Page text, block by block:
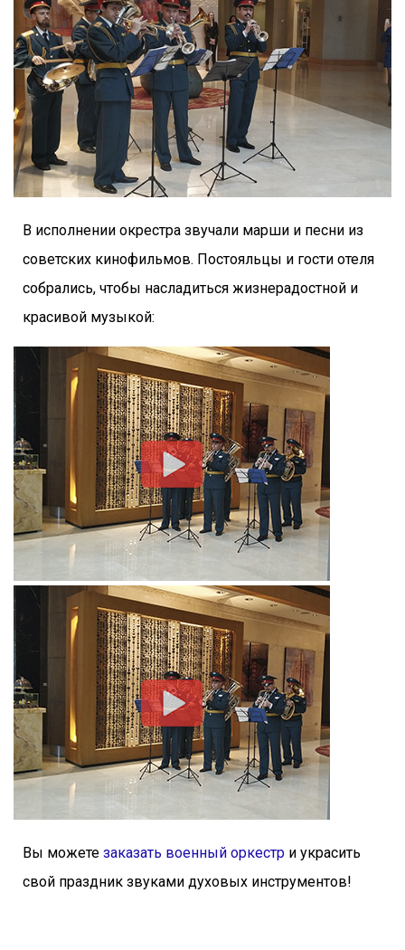
В исполнении окрестра звучали марши и песни из
советских кинофильмов. Постояльцы и гости отеля
собрались, чтобы насладиться жизнерадостной и
красивой музыкой:
Вы можете заказать военный оркестр и украсить
свой праздник звуками духовых инструментов!